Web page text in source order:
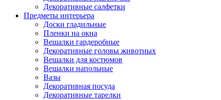
Декоративные салфетки
Предметы интерьера
Доски гладильные
Пленки на окна
Вешалки гардеробные
Декоративные головы животных
Вешалки для костюмов
Вешалки напольные
Вазы
Декоративная посуда
Декоративные тарелки